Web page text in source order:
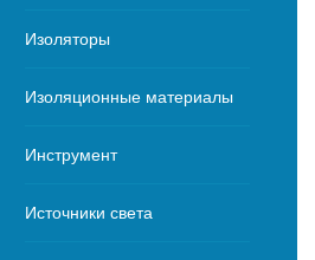
Изоляторы
Изоляционные материалы
Инструмент
Источники света